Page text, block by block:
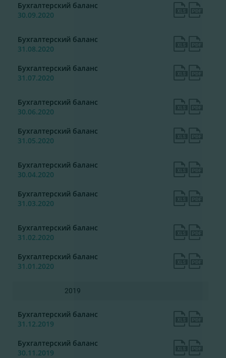
Бухгалтерский баланс
30.09.2020
Бухгалтерский баланс
31.08.2020
Бухгалтерский баланс
31.07.2020
Бухгалтерский баланс
30.06.2020
Бухгалтерский баланс
31.05.2020
Бухгалтерский баланс
30.04.2020
Бухгалтерский баланс
31.03.2020
Бухгалтерский баланс
31.02.2020
Бухгалтерский баланс
31.01.2020
2019
Бухгалтерский баланс
31.12.2019
Бухгалтерский баланс
30.11.2019